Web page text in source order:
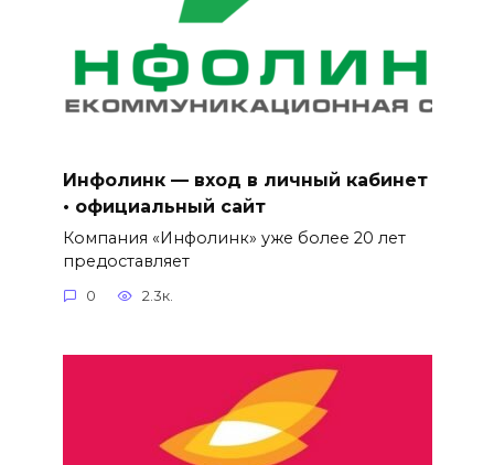
Инфолинк — вход в личный кабинет
• официальный сайт
Компания «Инфолинк» уже более 20 лет
предоставляет
0 2.3к.